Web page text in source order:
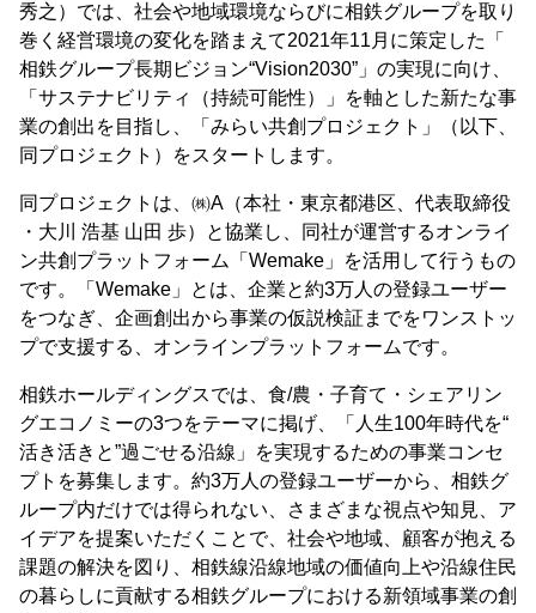
秀之）では、社会や地域環境ならびに相鉄グループを取り
巻く経営環境の変化を踏まえて2021年11月に策定した「
相鉄グループ長期ビジョン“Vision2030”」の実現に向け、
「サステナビリティ（持続可能性）」を軸とした新たな事
業の創出を目指し、「みらい共創プロジェクト」（以下、
同プロジェクト）をスタートします。
同プロジェクトは、㈱A（本社・東京都港区、代表取締役
・大川 浩基 山田 歩）と協業し、同社が運営するオンライ
ン共創プラットフォーム「Wemake」を活用して行うもの
です。「Wemake」とは、企業と約3万人の登録ユーザー
をつなぎ、企画創出から事業の仮説検証までをワンストッ
プで支援する、オンラインプラットフォームです。
相鉄ホールディングスでは、食/農・子育て・シェアリン
グエコノミーの3つをテーマに掲げ、「人生100年時代を“
活き活きと”過ごせる沿線」を実現するための事業コンセ
プトを募集します。約3万人の登録ユーザーから、相鉄グ
ループ内だけでは得られない、さまざまな視点や知見、ア
イデアを提案いただくことで、社会や地域、顧客が抱える
課題の解決を図り、相鉄線沿線地域の価値向上や沿線住民
の暮らしに貢献する相鉄グループにおける新領域事業の創